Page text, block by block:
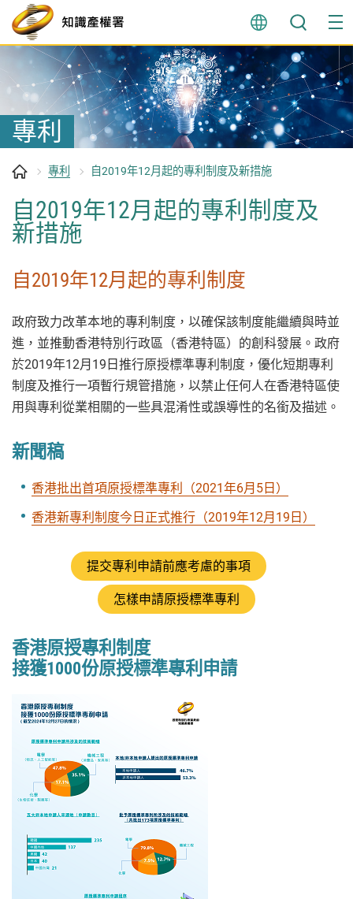
至
內
專利
專利 自2019年12月起的專利制度及新措施
自2019年12月起的專利制度及
新措施
自2019年12月起的專利制度
政府致力改革本地的專利制度，以確保該制度能繼續與時並
進，並推動香港特別行政區（香港特區）的創科發展。政府
於2019年12月19日推行原授標準專利制度，優化短期專利
制度及推行一項暫行規管措施，以禁止任何人在香港特區使
用與專利從業相關的一些具混淆性或誤導性的名銜及描述。
新聞稿
香港批出首項原授標準專利（2021年6月5日）
香港新專利制度今日正式推行（2019年12月19日）
提交專利申請前應考慮的事項
怎樣申請原授標準專利
香港原授專利制度
接獲1000份原授標準專利申請